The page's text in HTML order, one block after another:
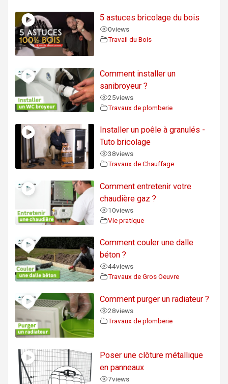
5 astuces bricolage du bois
0views
Travail du Bois
Comment installer un
sanibroyeur ?
25views
Travaux de plomberie
Installer un poêle à granulés -
Tuto bricolage
38views
Travaux de Chauffage
Comment entretenir votre
chaudière gaz ?
10views
Vie pratique
Comment couler une dalle
béton ?
44views
Travaux de Gros Oeuvre
Comment purger un radiateur ?
28views
Travaux de plomberie
Poser une clôture métallique
en panneaux
7views